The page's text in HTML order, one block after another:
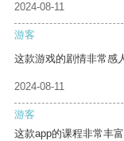
2024-08-11
游客
这款游戏的剧情非常感
2024-08-11
游客
这款app的课程非常丰